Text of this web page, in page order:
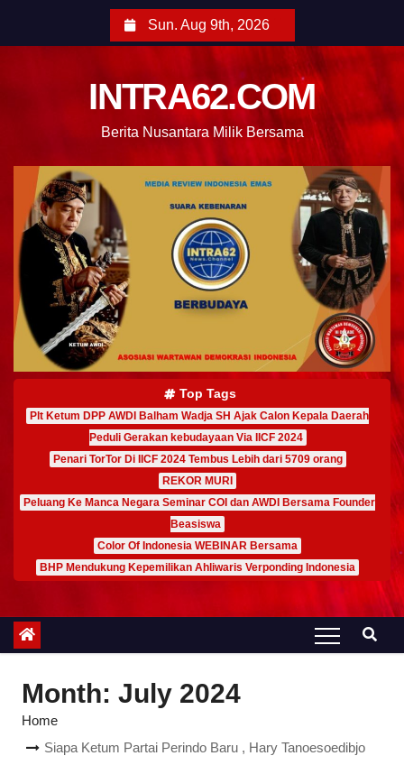
Sun. Aug 9th, 2026
INTRA62.COM
Berita Nusantara Milik Bersama
Top Tags
Plt Ketum DPP AWDI Balham Wadja SH Ajak Calon Kepala Daerah
Peduli Gerakan kebudayaan Via IICF 2024
Penari TorTor Di IICF 2024 Tembus Lebih dari 5709 orang
REKOR MURI
Peluang Ke Manca Negara Seminar COI dan AWDI Bersama Founder
Beasiswa
Color Of Indonesia WEBINAR Bersama
BHP Mendukung Kepemilikan Ahliwaris Verponding Indonesia
Month: July 2024
Home
Siapa Ketum Partai Perindo Baru , Hary Tanoesoedibjo